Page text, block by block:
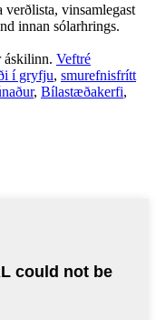
vinsamlegast
innan sólarhrings.
Veftré
í gryfju, smurefnisfrítt
, Bílastæðakerfi,